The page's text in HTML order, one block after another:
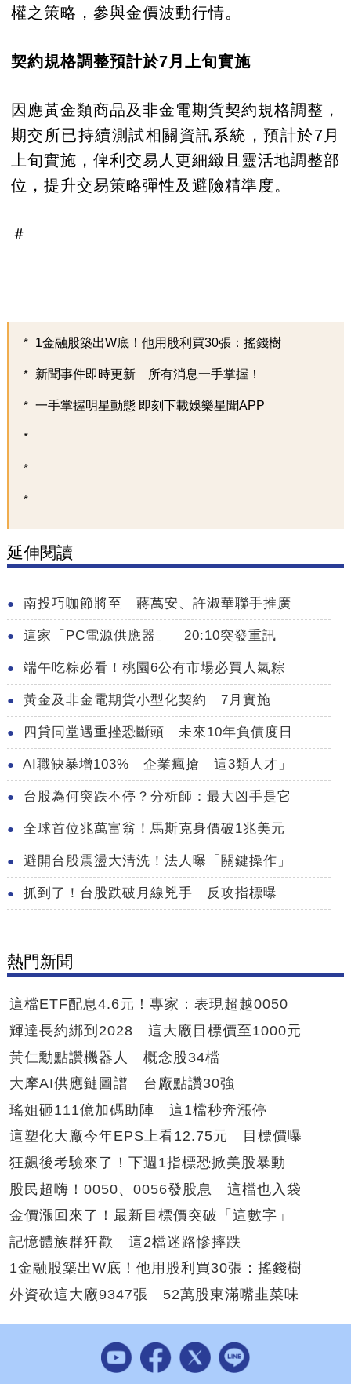
權之策略，參與金價波動行情。
契約規格調整預計於7月上旬實施
因應黃金類商品及非金電期貨契約規格調整，
期交所已持續測試相關資訊系統，預計於7月
上旬實施，俾利交易人更細緻且靈活地調整部
位，提升交易策略彈性及避險精準度。
＃
1金融股築出W底！他用股利買30張：搖錢樹
新聞事件即時更新 所有消息一手掌握！
一手掌握明星動態 即刻下載娛樂星聞APP
延伸閱讀
南投巧咖節將至 蔣萬安、許淑華聯手推廣
這家「PC電源供應器」 20:10突發重訊
端午吃粽必看！桃園6公有市場必買人氣粽
黃金及非金電期貨小型化契約 7月實施
四貸同堂遇重挫恐斷頭 未來10年負債度日
AI職缺暴增103% 企業瘋搶「這3類人才」
台股為何突跌不停？分析師：最大凶手是它
全球首位兆萬富翁！馬斯克身價破1兆美元
避開台股震盪大清洗！法人曝「關鍵操作」
抓到了！台股跌破月線兇手 反攻指標曝
熱門新聞
這檔ETF配息4.6元！專家：表現超越0050
輝達長約綁到2028 這大廠目標價至1000元
黃仁勳點讚機器人 概念股34檔
大摩AI供應鏈圖譜 台廠點讚30強
瑤姐砸111億加碼助陣 這1檔秒奔漲停
這塑化大廠今年EPS上看12.75元 目標價曝
狂飆後考驗來了！下週1指標恐掀美股暴動
股民超嗨！0050、0056發股息 這檔也入袋
金價漲回來了！最新目標價突破「這數字」
記憶體族群狂歡 這2檔迷路慘摔跌
1金融股築出W底！他用股利買30張：搖錢樹
外資砍這大廠9347張 52萬股東滿嘴韭菜味